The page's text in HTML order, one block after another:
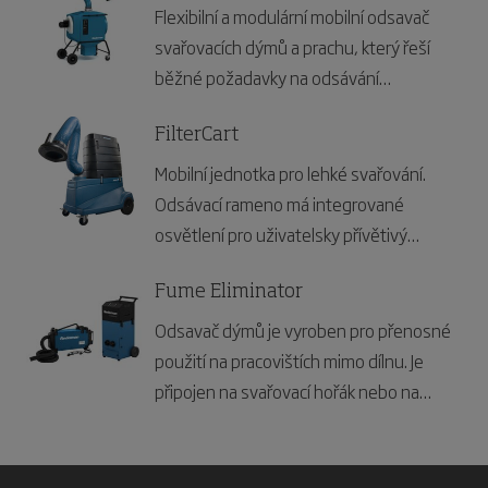
Flexibilní a modulární mobilní odsavač
svařovacích dýmů a prachu, který řeší
běžné požadavky na odsávání
prachu. Zařízení může být doplněno o
mnoho příslušenství pro jednotlivé typy
použití. Může být použito jako přenosné
nebo stacionární zařízení.
FilterCart
Mobilní jednotka pro lehké svařování.
Odsávací rameno má integrované
osvětlení pro uživatelsky přívětivý
Fume Eliminator
Odsavač dýmů je vyroben pro přenosné
použití na pracovištích mimo dílnu. Je
připojen na svařovací hořák nebo na